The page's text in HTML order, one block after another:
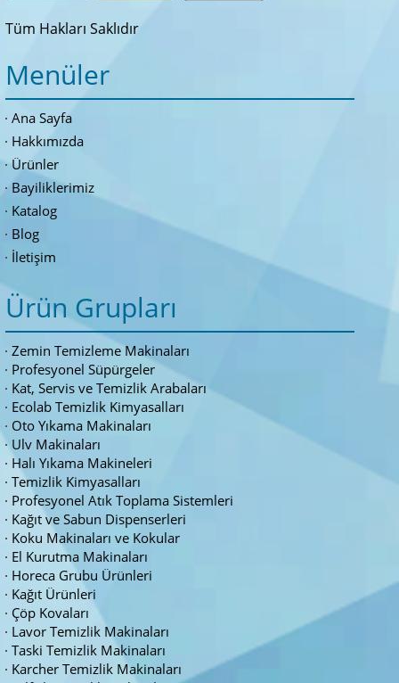
Tüm Hakları Saklıdır
Menüler
Ana Sayfa
Hakkımızda
Ürünler
Bayiliklerimiz
Katalog
Blog
İletişim
Ürün Grupları
Zemin Temizleme Makinaları
Profesyonel Süpürgeler
Kat, Servis ve Temizlik Arabaları
Ecolab Temizlik Kimyasalları
Oto Yıkama Makinaları
Ulv Makinaları
Halı Yıkama Makineleri
Temizlik Kimyasalları
Profesyonel Atık Toplama Sistemleri
Kağıt ve Sabun Dispenserleri
Koku Makinaları ve Kokular
El Kurutma Makinaları
Horeca Grubu Ürünleri
Kağıt Ürünleri
Çöp Kovaları
Lavor Temizlik Makinaları
Taski Temizlik Makinaları
Karcher Temizlik Makinaları